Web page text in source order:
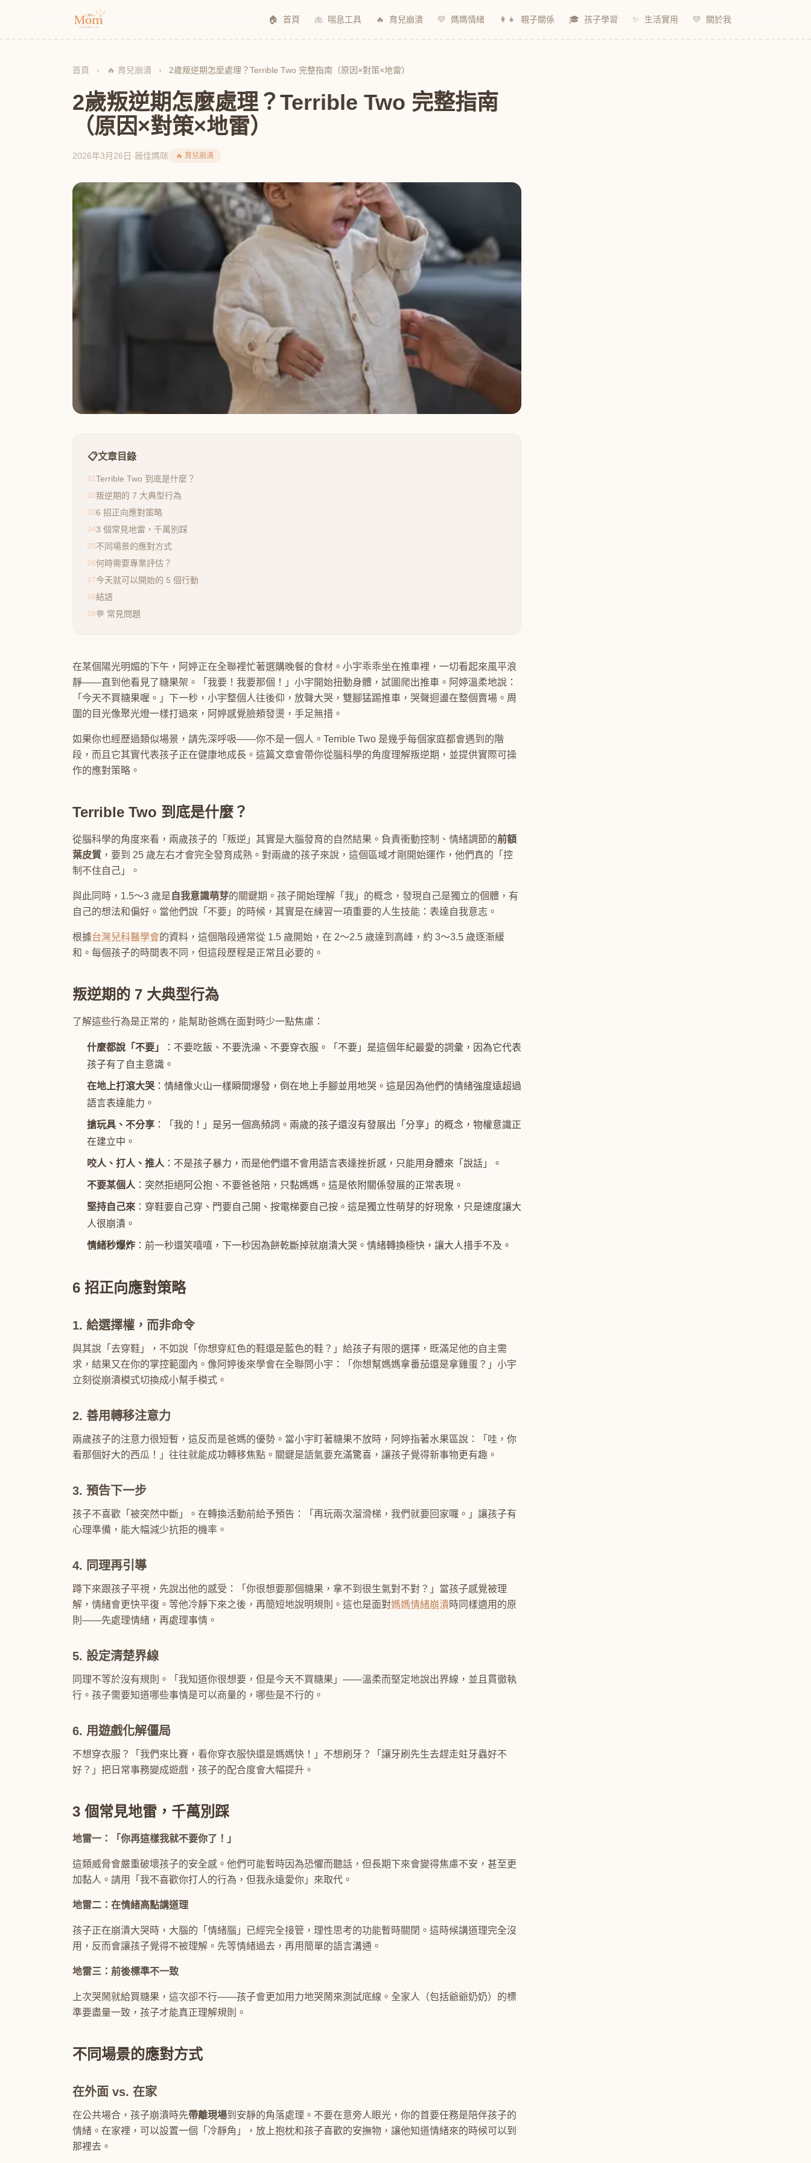
🏠 首頁 🫁 喘息工具 🔥 育兒崩潰 💛 媽媽情緒 👩‍👧 親子關係 🎓 孩子學習 ✨ 生活實用 💛 關於我
首頁 › 🔥 育兒崩潰 › 2歲叛逆期怎麼處理？Terrible Two 完整指南（原因×對策×地雷）
2歲叛逆期怎麼處理？Terrible Two 完整指南
（原因×對策×地雷）
2026年3月26日 ·薇佳媽咪 🔥 育兒崩潰
📋文章目錄
01Terrible Two 到底是什麼？
02叛逆期的 7 大典型行為
036 招正向應對策略
043 個常見地雷，千萬別踩
05不同場景的應對方式
06何時需要專業評估？
07今天就可以開始的 5 個行動
08結語
09💬 常見問題
在某個陽光明媚的下午，阿婷正在全聯裡忙著選購晚餐的食材。小宇乖乖坐在推車裡，一切看起來風平浪
靜——直到他看見了糖果架。「我要！我要那個！」小宇開始扭動身體，試圖爬出推車。阿婷溫柔地說：
「今天不買糖果喔。」下一秒，小宇整個人往後仰，放聲大哭，雙腳猛踢推車，哭聲迴盪在整個賣場。周
圍的目光像聚光燈一樣打過來，阿婷感覺臉頰發燙，手足無措。
如果你也經歷過類似場景，請先深呼吸——你不是一個人。Terrible Two 是幾乎每個家庭都會遇到的階
段，而且它其實代表孩子正在健康地成長。這篇文章會帶你從腦科學的角度理解叛逆期，並提供實際可操
作的應對策略。
Terrible Two 到底是什麼？
從腦科學的角度來看，兩歲孩子的「叛逆」其實是大腦發育的自然結果。負責衝動控制、情緒調節的前額
葉皮質 ，要到 25 歲左右才會完全發育成熟。對兩歲的孩子來說，這個區域才剛開始運作，他們真的「控
制不住自己」。
與此同時，1.5～3 歲是 自我意識萌芽的關鍵期。孩子開始理解「我」的概念，發現自己是獨立的個體，有
自己的想法和偏好。當他們說「不要」的時候，其實是在練習一項重要的人生技能：表達自我意志。
根據台灣兒科醫學會的資料，這個階段通常從 1.5 歲開始，在 2～2.5 歲達到高峰，約 3～3.5 歲逐漸緩
和。每個孩子的時間表不同，但這段歷程是正常且必要的。
叛逆期的 7 大典型行為
了解這些行為是正常的，能幫助爸媽在面對時少一點焦慮：
什麼都說「不要」
：不要吃飯、不要洗澡、不要穿衣服。「不要」是這個年紀最愛的詞彙，因為它代表
孩子有了自主意識。
在地上打滾大哭 ：情緒像火山一樣瞬間爆發，倒在地上手腳並用地哭。這是因為他們的情緒強度遠超過
語言表達能力。
搶玩具、不分享 ：「我的！」是另一個高頻詞。兩歲的孩子還沒有發展出「分享」的概念，物權意識正
在建立中。
咬人、打人、推人 ：不是孩子暴力，而是他們還不會用語言表達挫折感，只能用身體來「說話」。
不要某個人 ：突然拒絕阿公抱、不要爸爸陪，只黏媽媽。這是依附關係發展的正常表現。
堅持自己來 ：穿鞋要自己穿、門要自己開、按電梯要自己按。這是獨立性萌芽的好現象，只是速度讓大
人很崩潰。
情緒秒爆炸 ：前一秒還笑嘻嘻，下一秒因為餅乾斷掉就崩潰大哭。情緒轉換極快，讓大人措手不及。
6 招正向應對策略
1. 給選擇權，而非命令
與其說「去穿鞋」，不如說「你想穿紅色的鞋還是藍色的鞋？」給孩子有限的選擇，既滿足他的自主需
求，結果又在你的掌控範圍內。像阿婷後來學會在全聯問小宇：「你想幫媽媽拿番茄還是拿雞蛋？」小宇
立刻從崩潰模式切換成小幫手模式。
2. 善用轉移注意力
兩歲孩子的注意力很短暫，這反而是爸媽的優勢。當小宇盯著糖果不放時，阿婷指著水果區說：「哇，你
看那個好大的西瓜！」往往就能成功轉移焦點。關鍵是語氣要充滿驚喜，讓孩子覺得新事物更有趣。
3. 預告下一步
孩子不喜歡「被突然中斷」。在轉換活動前給予預告：「再玩兩次溜滑梯，我們就要回家囉。」讓孩子有
心理準備，能大幅減少抗拒的機率。
4. 同理再引導
蹲下來跟孩子平視，先說出他的感受：「你很想要那個糖果，拿不到很生氣對不對？」當孩子感覺被理
解，情緒會更快平復。等他冷靜下來之後，再簡短地說明規則。這也是面對媽媽情緒崩潰時同樣適用的原
則——先處理情緒，再處理事情。
5. 設定清楚界線
同理不等於沒有規則。「我知道你很想要，但是今天不買糖果」——溫柔而堅定地說出界線，並且貫徹執
行。孩子需要知道哪些事情是可以商量的，哪些是不行的。
6. 用遊戲化解僵局
不想穿衣服？「我們來比賽，看你穿衣服快還是媽媽快！」不想刷牙？「讓牙刷先生去趕走蛀牙蟲好不
好？」把日常事務變成遊戲，孩子的配合度會大幅提升。
3 個常見地雷，千萬別踩
地雷一：「你再這樣我就不要你了！」
這類威脅會嚴重破壞孩子的安全感。他們可能暫時因為恐懼而聽話，但長期下來會變得焦慮不安，甚至更
加黏人。請用「我不喜歡你打人的行為，但我永遠愛你」來取代。
地雷二：在情緒高點講道理
孩子正在崩潰大哭時，大腦的「情緒腦」已經完全接管，理性思考的功能暫時關閉。這時候講道理完全沒
用，反而會讓孩子覺得不被理解。先等情緒過去，再用簡單的語言溝通。
地雷三：前後標準不一致
上次哭鬧就給買糖果，這次卻不行——孩子會更加用力地哭鬧來測試底線。全家人（包括爺爺奶奶）的標
準要盡量一致，孩子才能真正理解規則。
不同場景的應對方式
在外面 vs. 在家
在公共場合，孩子崩潰時先帶離現場到安靜的角落處理。不要在意旁人眼光，你的首要任務是陪伴孩子的
情緒。在家裡，可以設置一個「冷靜角」，放上抱枕和孩子喜歡的安撫物，讓他知道情緒來的時候可以到
那裡去。